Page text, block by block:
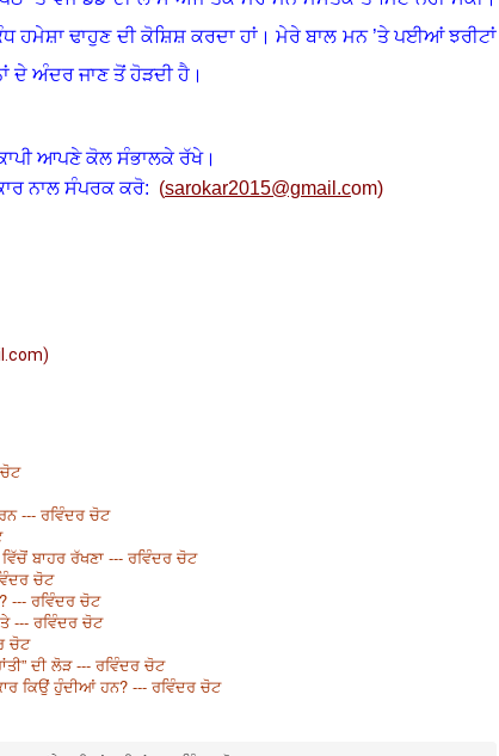
ਹਮੇਸ਼ਾ ਢਾਹੁਣ ਦੀ ਕੋਸ਼ਿਸ਼ ਕਰਦਾ ਹਾਂ ।ਮੇਰੇ ਬਾਲ ਮਨ ’ਤੇ ਪਈਆਂ ਝਰੀਟਾਂ
ਦੇ ਅੰਦਰ ਜਾਣ ਤੋਂ ਹੋੜਦੀ ਹੈ ।
ਆਪਣੇ ਕੋਲ ਸੰਭਾਲਕੇ ਰੱਖੇ।
ਨਾਲ ਸੰਪਰਕ ਕਰੋ: (sarokar2015@gmail.com)
--- ਰਵਿੰਦਰ ਚੋਟ
ਬਾਹਰ ਰੱਖਣਾ --- ਰਵਿੰਦਰ ਚੋਟ
ਚੋਟ
--- ਰਵਿੰਦਰ ਚੋਟ
--- ਰਵਿੰਦਰ ਚੋਟ
ਚੋਟ
ਦੀ ਲੋੜ --- ਰਵਿੰਦਰ ਚੋਟ
ਕਿਉਂ ਹੁੰਦੀਆਂ ਹਨ? --- ਰਵਿੰਦਰ ਚੋਟ